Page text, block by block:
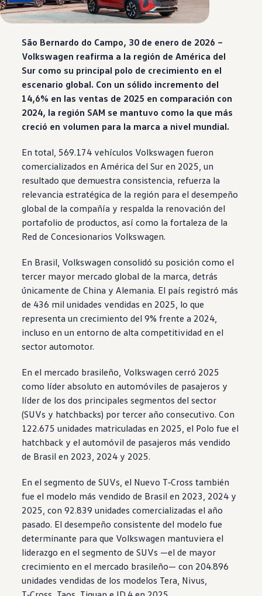
São Bernardo do Campo, 30 de enero de 2026 –
Volkswagen reafirma a la región de América del
Sur como su principal polo de crecimiento en el
escenario global. Con un sólido incremento del
14,6% en las ventas de 2025 en comparación con
2024, la región SAM se mantuvo como la que más
creció en volumen para la marca a nivel mundial.
En total, 569.174 vehículos Volkswagen fueron
comercializados en América del Sur en 2025, un
resultado que demuestra consistencia, refuerza la
relevancia estratégica de la región para el desempeño
global de la compañía y respalda la renovación del
portafolio de productos, así como la fortaleza de la
Red de Concesionarios Volkswagen.
En Brasil, Volkswagen consolidó su posición como el
tercer mayor mercado global de la marca, detrás
únicamente de China y Alemania. El país registró más
de 436 mil unidades vendidas en 2025, lo que
representa un crecimiento del 9% frente a 2024,
incluso en un entorno de alta competitividad en el
sector automotor.
En el mercado brasileño, Volkswagen cerró 2025
como líder absoluto en automóviles de pasajeros y
líder de los dos principales segmentos del sector
(SUVs y hatchbacks) por tercer año consecutivo. Con
122.675 unidades matriculadas en 2025, el Polo fue el
hatchback y el automóvil de pasajeros más vendido
de Brasil en 2023, 2024 y 2025.
En el segmento de SUVs, el Nuevo T‑Cross también
fue el modelo más vendido de Brasil en 2023, 2024 y
2025, con 92.839 unidades comercializadas el año
pasado. El desempeño consistente del modelo fue
determinante para que Volkswagen mantuviera el
liderazgo en el segmento de SUVs —el de mayor
crecimiento en el mercado brasileño— con 204.896
unidades vendidas de los modelos Tera, Nivus